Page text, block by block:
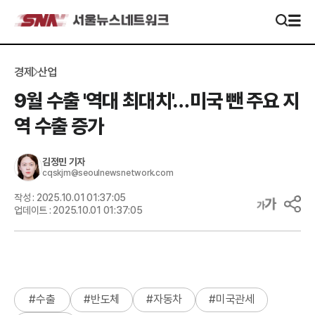
경제 산업
9월 수출 '역대 최대치'…미국 뺀 주요 지
역 수출 증가
김정민 기자
cqskjm@seoulnewsnetwork.com
작성 : 2025.10.01 01:37:05
업데이트 : 2025.10.01 01:37:05
#수출 #반도체 #자동차 #미국관세